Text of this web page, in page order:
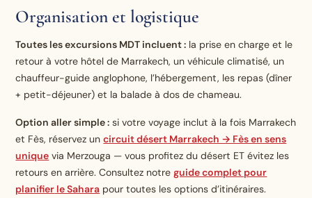
Organisation et logistique
Toutes les excursions MDT incluent : la prise en charge et le
retour à votre hôtel de Marrakech, un véhicule climatisé, un
chauffeur-guide anglophone, l’hébergement, les repas (dîner
+ petit-déjeuner) et la balade à dos de chameau.
Option aller simple : si votre voyage inclut à la fois Marrakech
et Fès, réservez uncircuit désert Marrakech → Fès en sens
unique via Merzouga — vous profitez du désert ET évitez les
retours en arrière. Consultez notreguide complet pour
planifier le Sahara pour toutes les options d’itinéraires.